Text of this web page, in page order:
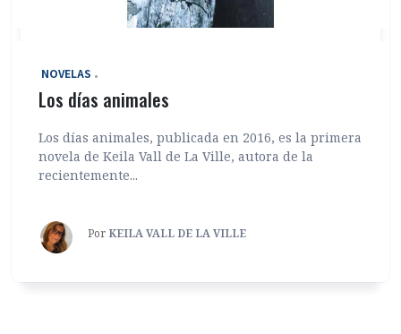
‎ NOVELAS
Los días animales
Los días animales, publicada en 2016, es la primera
novela de Keila Vall de La Ville, autora de la
recientemente...
Por KEILA VALL DE LA VILLE